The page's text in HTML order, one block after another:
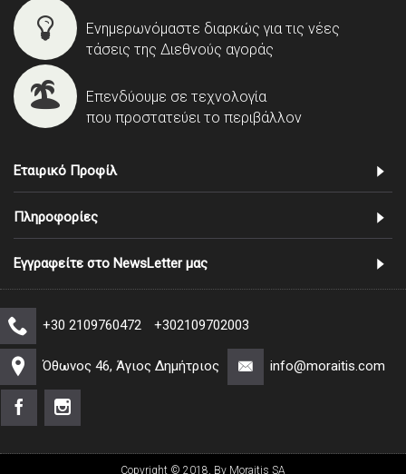
Ενημερωνόμαστε διαρκώς για τις νέες
τάσεις της Διεθνούς αγοράς
Επενδύουμε σε τεχνολογία
που προστατεύει το περιβάλλον
Εταιρικό Προφίλ
Πληροφορίες
Εγγραφείτε στο NewsLetter μας
+30 2109760472 +302109702003
Όθωνος 46, Άγιος Δημήτριος info@moraitis.com
Copyright © 2018, By Moraitis SA